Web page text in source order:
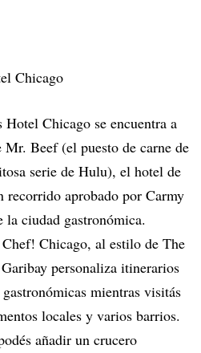
Chicago
Hotel Chicago se encuentra a
Beef (el puesto de carne de
serie de Hulu), el hotel de
recorrido aprobado por Carmy
la ciudad gastronómica.
Chicago, al estilo de The
personaliza itinerarios
mientras visitás
locales y varios barrios.
añadir un crucero